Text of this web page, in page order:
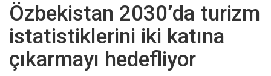
Özbekistan 2030’da turizm
istatistiklerini iki katına
çıkarmayı hedefliyor